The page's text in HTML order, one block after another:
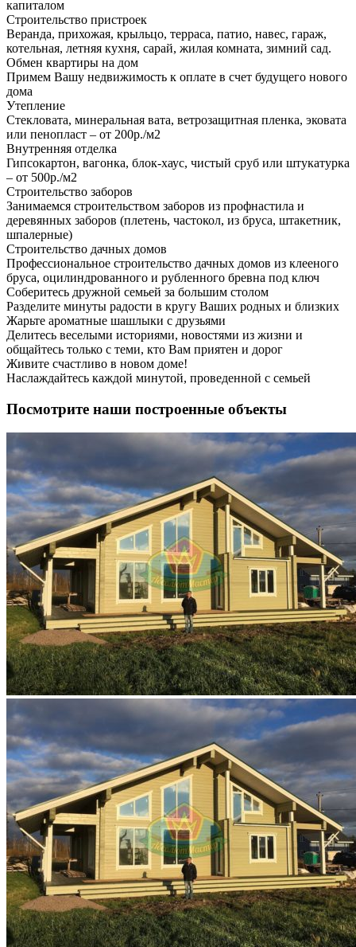
капиталом
Строительство пристроек
Веранда, прихожая, крыльцо, терраса, патио, навес, гараж,
котельная, летняя кухня, сарай, жилая комната, зимний сад.
Обмен квартиры на дом
Примем Вашу недвижимость к оплате в счет будущего нового
дома
Утепление
Стекловата, минеральная вата, ветрозащитная пленка, эковата
или пенопласт – от 200р./м2
Внутренняя отделка
Гипсокартон, вагонка, блок-хаус, чистый сруб или штукатурка
– от 500р./м2
Строительство заборов
Занимаемся строительством заборов из профнастила и
деревянных заборов (плетень, частокол, из бруса, штакетник,
шпалерные)
Строительство дачных домов
Профессиональное строительство дачных домов из клееного
бруса, оцилиндрованного и рубленного бревна под ключ
Соберитесь дружной семьей за большим столом
Разделите минуты радости в кругу Ваших родных и близких
Жарьте ароматные шашлыки с друзьями
Делитесь веселыми историями, новостями из жизни и
общайтесь только с теми, кто Вам приятен и дорог
Живите счастливо в новом доме!
Наслаждайтесь каждой минутой, проведенной с семьей
Посмотрите наши построенные объекты